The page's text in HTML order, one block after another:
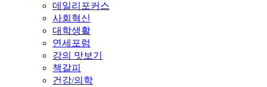
데일리포커스
사회혁신
대학생활
연세포럼
강의 맛보기
책갈피
건강/의학